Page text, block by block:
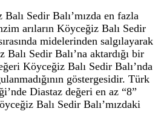
Sedir Balı’mızda en fazla
arıların Köyceğiz Balı Sedir
midelerinden salgılayarak
Sedir Balı’na aktardığı bir
Köyceğiz Balı Sedir Balı’nda
göstergesidir. Türk
Diastaz değeri en az “8”
Balı Sedir Balı’mızdaki